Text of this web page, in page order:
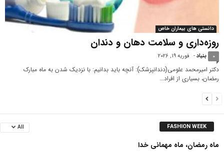
دانستی های بیماران خاص
روزه‌داری و سلامت دهان و دندان
بنیاد- فوریه 19, 2026 0
دکتر امیرمحمد علومی(دندانپزشک): آنچه باید بدانیم: با نزدیک شدن به ماه مبارک
رمضان، بسیاری از افراد...
FASHION WEEK
All
ماه رمضان، ماه مهمانی خدا